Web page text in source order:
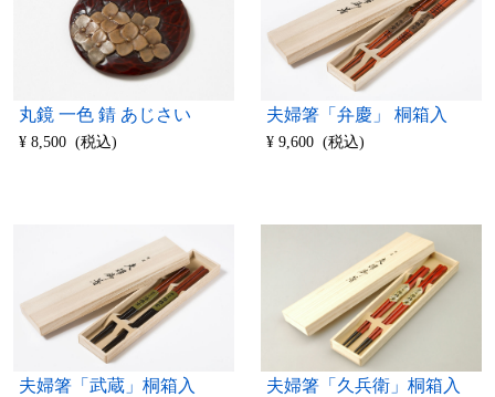
丸鏡 一色 錆 あじさい
¥ 8,500 (税込)
夫婦箸「弁慶」 桐箱入
¥ 9,600 (税込)
夫婦箸「武蔵」桐箱入 夫婦箸「久兵衛」桐箱入